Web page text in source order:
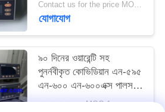
Contact us for the price MOQ:1
যোগাযোগ
৯০ দিনের ওয়ারেন্টি সহ
পুনর্নবীকৃত কোভিডিয়ান এন-৫৯৫
এন-৬০০ এন-৬০০এক্স পালস
অক্সিমিটার
আলোচনা সাপেক্ষে MOQ:1pc